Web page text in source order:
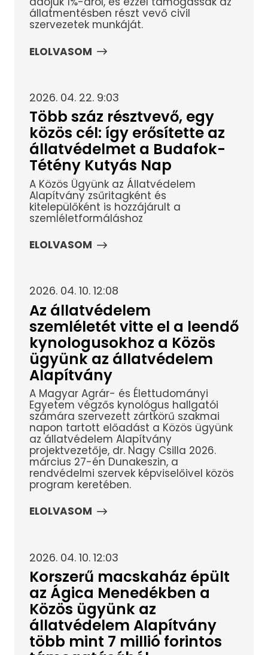
állatmentésben részt vevő civil
szervezetek munkáját.
ELOLVASOM
2026. 04. 22. 9:03
Több száz résztvevő, egy
közös cél: így erősítette az
állatvédelmet a Budafok-
Tétény Kutyás Nap
A Közös Ügyünk az Állatvédelem
Alapítvány zsűritagként és
kitelepülőként is hozzájárult a
szemléletformáláshoz
ELOLVASOM
2026. 04. 10. 12:08
Az állatvédelem
szemléletét vitte el a leendő
kynologusokhoz a Közös
ügyünk az állatvédelem
Alapítvány
A Magyar Agrár- és Élettudományi
Egyetem végzős kynológus hallgatói
számára szervezett zártkörű szakmai
napon tartott előadást a Közös ügyünk
az állatvédelem Alapítvány
projektvezetője, dr. Nagy Csilla 2026.
március 27-én Dunakeszin, a
rendvédelmi szervek képviselőivel közös
program keretében.
ELOLVASOM
2026. 04. 10. 12:03
Korszerű macskaház épült
az Ágica Menedékben a
Közös ügyünk az
állatvédelem Alapítvány
több mint 7 millió forintos